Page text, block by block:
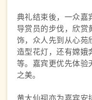
典礼结束後，一众嘉
导赏员的步伐，欣赏
饰，众人先到从心苑
造型花灯，还有嫦娥
等。嘉宾更优先体验
之美。